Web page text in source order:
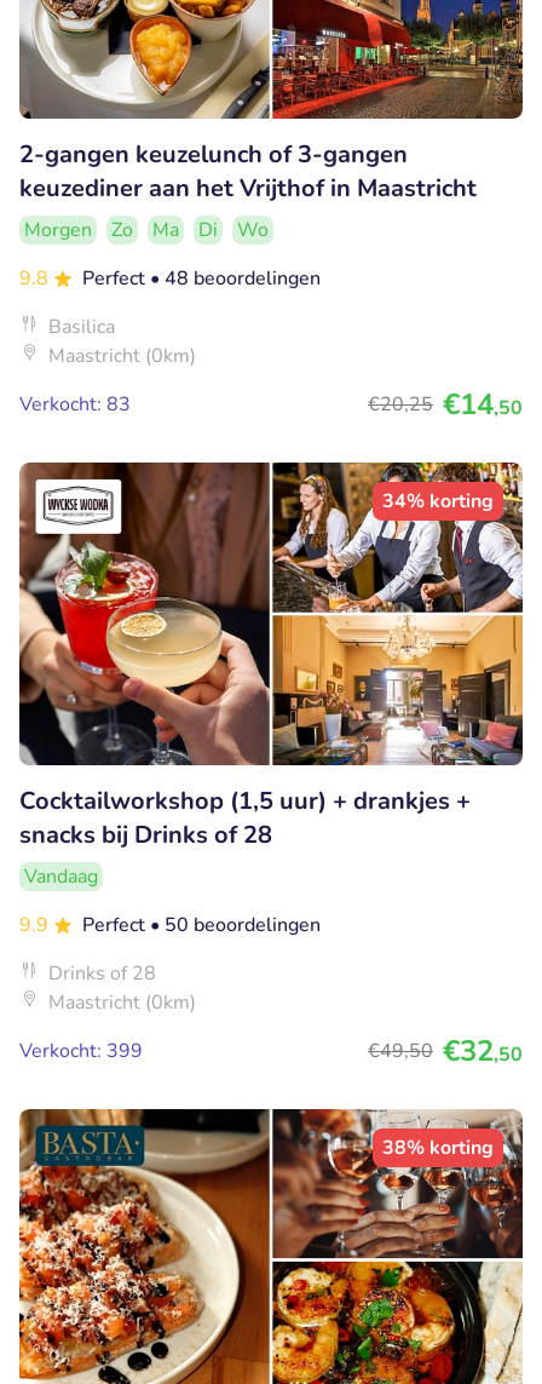
2-gangen keuzelunch of 3-gangen
keuzediner aan het Vrijthof in Maastricht
Morgen Zo Ma Di
Wo
9.8
Perfect • 48 beoordelingen
Basilica
Maastricht (0km)
Verkocht: 83
€20,25 €14,50
34% korting
Cocktailworkshop (1,5 uur) + drankjes +
snacks bij Drinks of 28
Vandaag
9.9
Perfect • 50 beoordelingen
Drinks of 28
Maastricht (0km)
Verkocht: 399
€49,50 €32,50
38% korting